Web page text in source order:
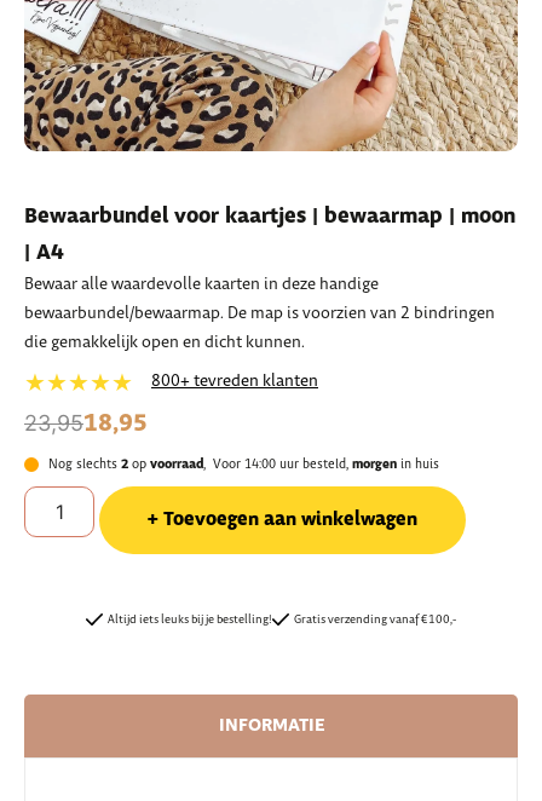
Bewaarbundel voor kaartjes | bewaarmap | moon
| A4
Bewaar alle waardevolle kaarten in deze handige
bewaarbundel/bewaarmap. De map is voorzien van 2 bindringen
die gemakkelijk open en dicht kunnen.
★★★★★ 800+ tevreden klanten
23,9518,95
Nog slechts 2 op voorraad, Voor 14:00 uur besteld, morgen in huis
Toevoegen aan winkelwagen
Altijd iets leuks bij je bestelling! Gratis verzending vanaf €100,-
INFORMATIE